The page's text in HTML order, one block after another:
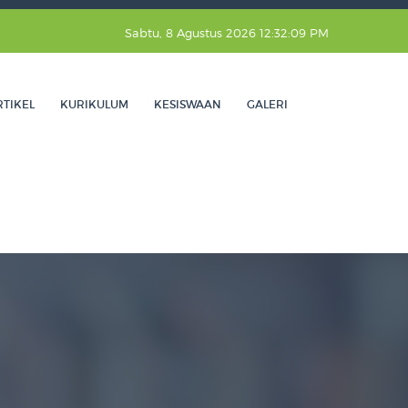
Sabtu, 8 Agustus 2026 12:32:10 PM
KURIKULUM KESISWAAN GALERI